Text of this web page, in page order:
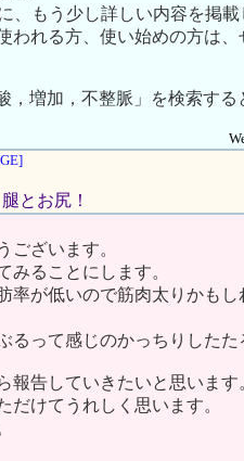
、もう少し詳しい内容を掲
われる方、使い始めの方は
，増加，不整脈」を検索する
とお尻！
ございます。
みることにします。
率が低いので筋肉太りかも
るって感じのかっちりした
報告していきたいと思います
だけてうれしく思います。